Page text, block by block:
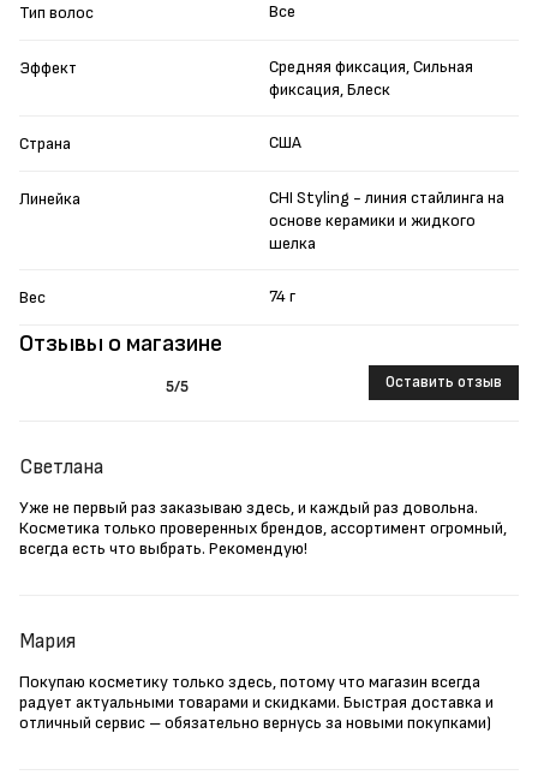
Отзывы о магазине
5/5 Оставить отзыв
Светлана
Уже не первый раз заказываю здесь, и каждый раз довольна.
Косметика только проверенных брендов, ассортимент огромный,
всегда есть что выбрать. Рекомендую!
Мария
Покупаю косметику только здесь, потому что магазин всегда
радует актуальными товарами и скидками. Быстрая доставка и
отличный сервис – обязательно вернусь за новыми покупками)
Тип волос Все
Эффект
Средняя фиксация, Сильная
фиксация, Блеск
Страна США
Линейка
CHI Styling - линия стайлинга на
основе керамики и жидкого
шелка
Вес 74 г